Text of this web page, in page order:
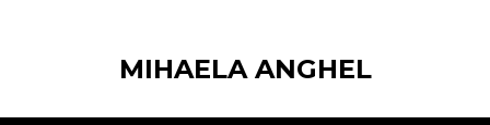
MIHAELA ANGHEL